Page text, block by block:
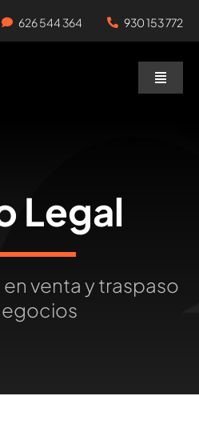
626 544 364 930 153 772
Toggle
Legal
venta y traspaso